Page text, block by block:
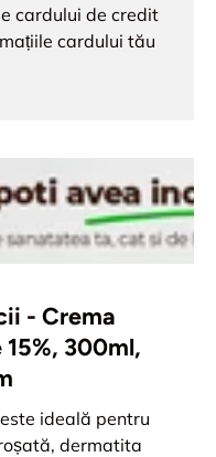
cardului de credit
cardului tău
- Crema
300ml,
ideală pentru
dermatita